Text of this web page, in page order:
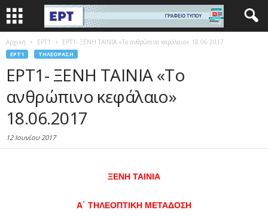
Αρχική EΡΤ1 ΕΡΤ1- ΞΕΝΗ ΤΑΙΝΙΑ «Το ανθρώπινο κεφάλαιο» 18.06.2017
EΡΤ1 ΤΗΛΕΌΡΑΣΗ
ΕΡΤ1- ΞΕΝΗ ΤΑΙΝΙΑ «Το
ανθρώπινο κεφάλαιο»
18.06.2017
12 Ιουνίου 2017
ΞΕΝΗ ΤΑΙΝΙΑ
Α΄ ΤΗΛΕΟΠΤΙΚΗ ΜΕΤΑΔΟΣΗ